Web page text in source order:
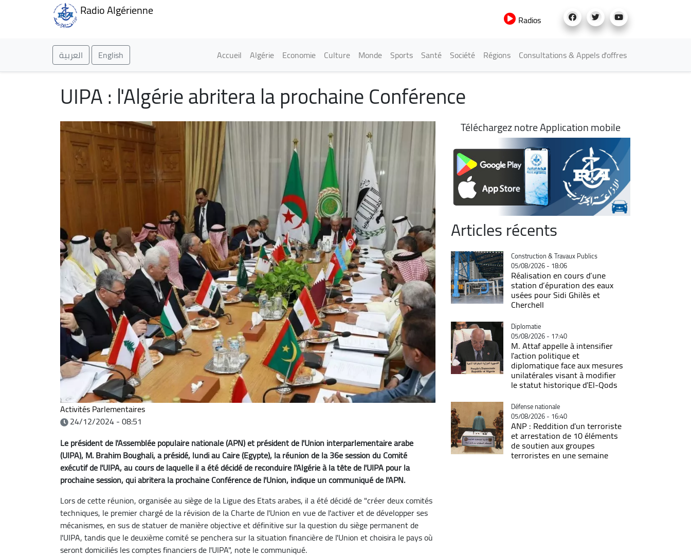
Radio Algérienne
Radios
العربية English Main navigation
Accueil Algérie Economie Culture Monde Sports Santé Société Régions Consultations & Appels d'offres
UIPA : l'Algérie abritera la prochaine Conférence
Activités Parlementaires
24/12/2024 - 08:51
Le président de l'Assemblée populaire nationale (APN) et président de l'Union interparlementaire arabe
(UIPA), M. Brahim Boughali, a présidé, lundi au Caire (Egypte), la réunion de la 36e session du Comité
exécutif de l'UIPA, au cours de laquelle il a été décidé de reconduire l'Algérie à la tête de l'UIPA pour la
prochaine session, qui abritera la prochaine Conférence de l'Union, indique un communiqué de l'APN.
Lors de cette réunion, organisée au siège de la Ligue des Etats arabes, il a été décidé de "créer deux comités
techniques, le premier chargé de la révision de la Charte de l'Union en vue de l'activer et de développer ses
mécanismes, en sus de statuer de manière objective et définitive sur la question du siège permanent de
l'UIPA, tandis que le deuxième comité se penchera sur la situation financière de l'Union et choisira le pays où
seront domiciliés les comptes financiers de l'UIPA", note le communiqué.
Téléchargez notre Application mobile
Articles récents
Catégorie
Construction & Travaux Publics
05/08/2026 - 18:06
Réalisation en cours d’une
station d’épuration des eaux
usées pour Sidi Ghilès et
Cherchell
Catégorie
Diplomatie
05/08/2026 - 17:40
M. Attaf appelle à intensifier
l'action politique et
diplomatique face aux mesures
unilatérales visant à modifier
le statut historique d'El-Qods
Catégorie
Défense nationale
05/08/2026 - 16:40
ANP : Reddition d'un terroriste
et arrestation de 10 éléments
de soutien aux groupes
terroristes en une semaine